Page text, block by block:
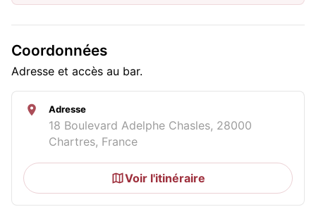
Coordonnées
Adresse et accès au bar.
Adresse
18 Boulevard Adelphe Chasles, 28000
Chartres, France
Voir l'itinéraire